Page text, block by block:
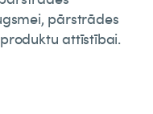
pārstrādes
attīstībai.